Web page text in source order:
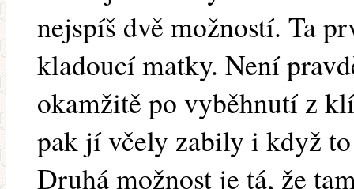
nejspíš dvě možností. Ta
kladoucí matky. Není
okamžitě po vyběhnutí z
pak jí včely zabily i když
Druhá možnost je tá, že